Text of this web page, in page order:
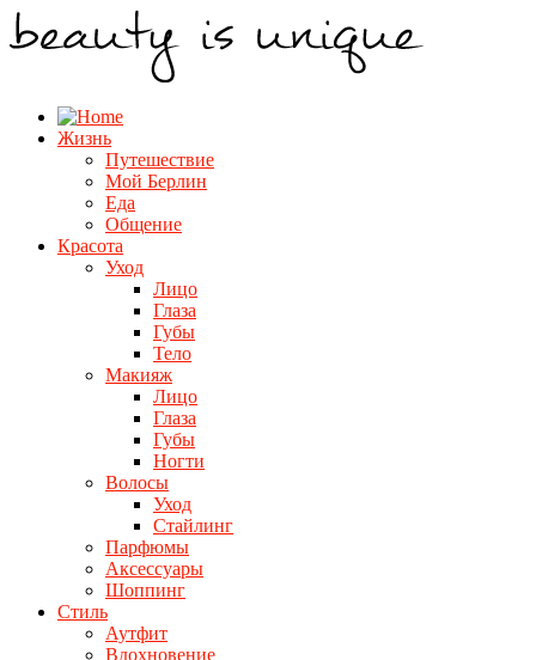
Жизнь
Путешествие
Мой Берлин
Еда
Общение
Красота
Уход
Лицо
Глаза
Губы
Тело
Макияж
Лицо
Глаза
Губы
Ногти
Волосы
Уход
Стайлинг
Парфюмы
Аксессуары
Шоппинг
Стиль
Аутфит
Вдохновение